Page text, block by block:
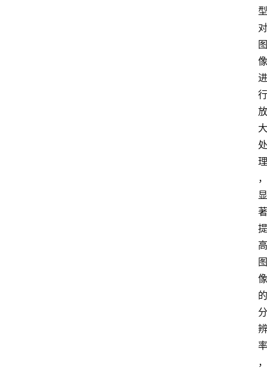
型
对
图
像
进
行
放
大
处
理
，
显
著
提
高
图
像
的
分
辨
率
，